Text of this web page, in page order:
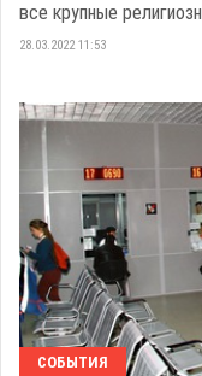
все крупные
28.03.2022 11:53
СОБЫТИЯ